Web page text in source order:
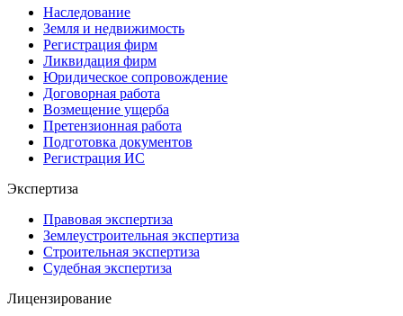
Наследование
Земля и недвижимость
Регистрация фирм
Ликвидация фирм
Юридическое сопровождение
Договорная работа
Возмещение ущерба
Претензионная работа
Подготовка документов
Регистрация ИС
Экспертиза
Правовая экспертиза
Землеустроительная экспертиза
Строительная экспертиза
Судебная экспертиза
Лицензирование